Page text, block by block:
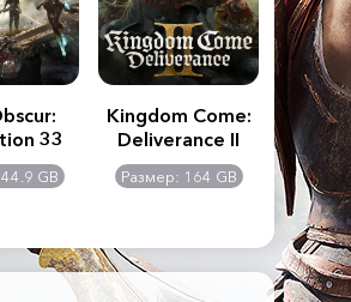
33
GB
Kingdom Come:
Deliverance II
Размер: 164 GB
The